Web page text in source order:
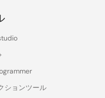
ションツール